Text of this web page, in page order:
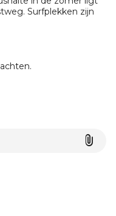
Surfplekken zijn